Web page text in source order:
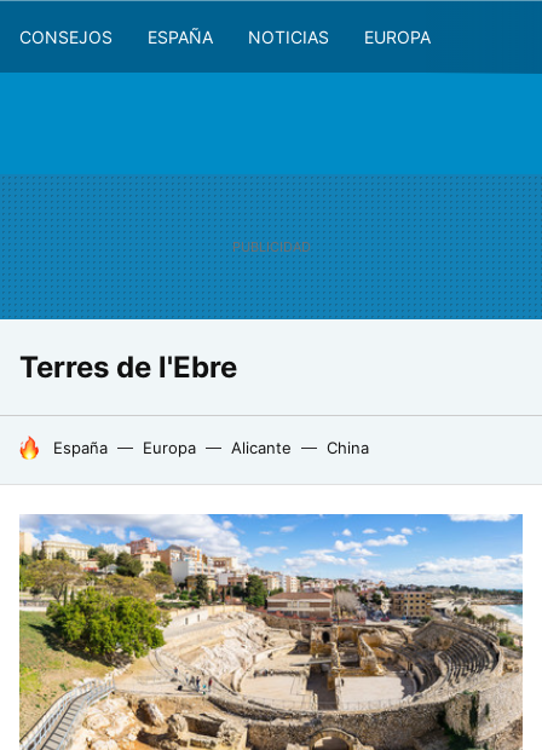
CONSEJOS ESPAÑA NOTICIAS EUROPA
Terres de l'Ebre
HOY SE HABLA DE
España Europa Alicante China